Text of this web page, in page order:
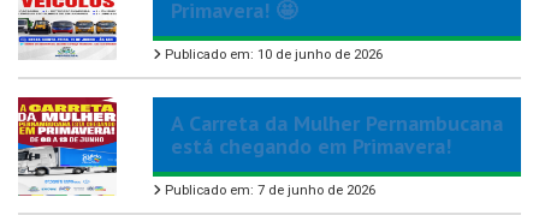
Primavera! 🤩
Publicado em: 10 de junho de 2026
A Carreta da Mulher Pernambucana
está chegando em Primavera!
Publicado em: 7 de junho de 2026